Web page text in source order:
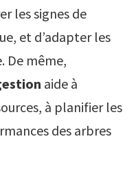
les signes de
et d’adapter les
De même,
aide à
à planifier les
des arbres